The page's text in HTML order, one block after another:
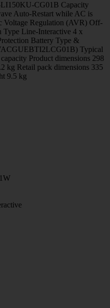
CG01B Capacity
Auto-Restart while AC is
Voltage Regulation (AVR) Off-
Type Line-Interactive 4 x
Battery Type &
Typical
Product dimensions 298
kg Retail pack dimensions 335
9.5 kg